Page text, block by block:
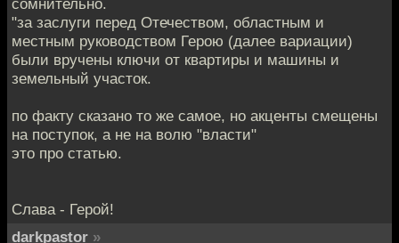
сомнительно.
"за заслуги перед Отечеством, областным и
местным руководством Герою (далее вариации)
были вручены ключи от квартиры и машины и
земельный участок.
по факту сказано то же самое, но акценты смещены
на поступок, а не на волю "власти"
это про статью.
Слава - Герой!
darkpastor »